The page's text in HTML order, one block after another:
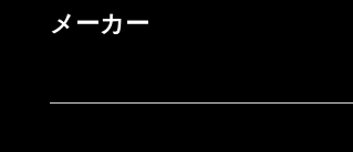
メーカー